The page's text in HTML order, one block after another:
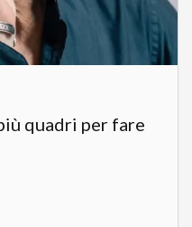
quadri per fare